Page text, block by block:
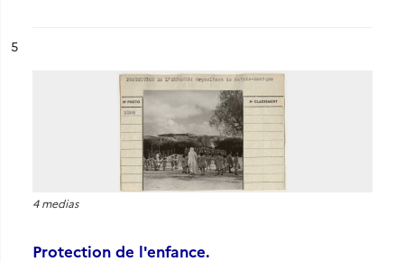
n°
5
4 medias
Protection de l'enfance.